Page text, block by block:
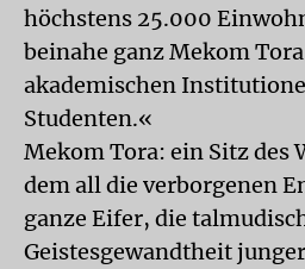
höchstens 25.000
beinahe ganz Mekom
akademischen
Studenten.«
Mekom Tora: ein Sitz des
dem all die verborgenen
ganze Eifer, die
Geistesgewandtheit